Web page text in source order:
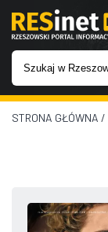
WIADOMOŚCI
IMPREZY
STRONA GŁÓWNA /